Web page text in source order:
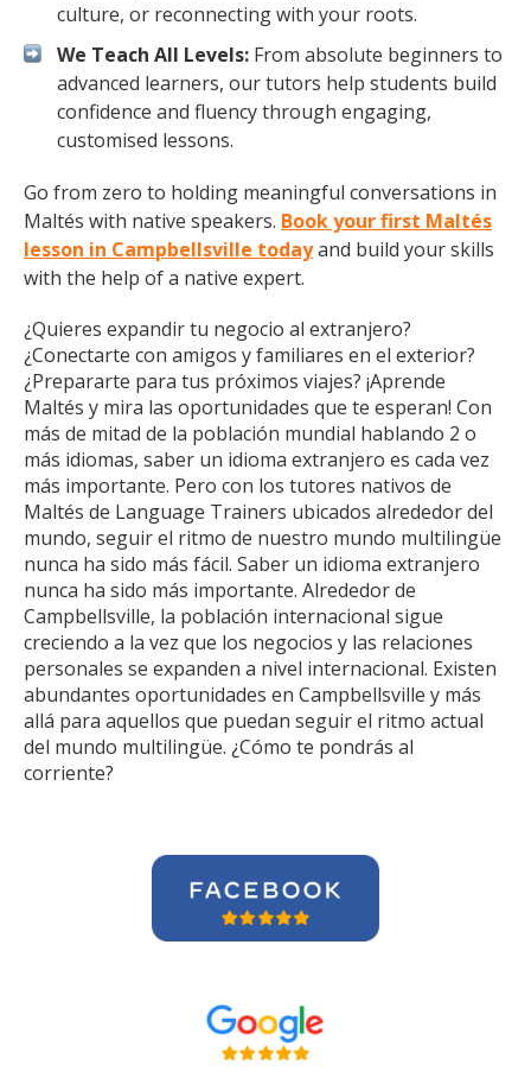
culture, or reconnecting with your roots.
We Teach All Levels: From absolute beginners to
advanced learners, our tutors help students build
confidence and fluency through engaging,
customised lessons.
Go from zero to holding meaningful conversations in
Maltés with native speakers. Book your first Maltés
lesson in Campbellsville todayand build your skills
with the help of a native expert.
¿Quieres expandir tu negocio al extranjero?
¿Conectarte con amigos y familiares en el exterior?
¿Prepararte para tus próximos viajes? ¡Aprende
Maltés y mira las oportunidades que te esperan! Con
más de mitad de la población mundial hablando 2 o
más idiomas, saber un idioma extranjero es cada vez
más importante. Pero con los tutores nativos de
Maltés de Language Trainers ubicados alrededor del
mundo, seguir el ritmo de nuestro mundo multilingüe
nunca ha sido más fácil. Saber un idioma extranjero
nunca ha sido más importante. Alrededor de
Campbellsville, la población internacional sigue
creciendo a la vez que los negocios y las relaciones
personales se expanden a nivel internacional. Existen
abundantes oportunidades en Campbellsville y más
allá para aquellos que puedan seguir el ritmo actual
del mundo multilingüe. ¿Cómo te pondrás al
corriente?